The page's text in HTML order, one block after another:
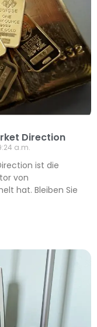
Direction
a.m.
ist die
von
hat. Bleiben Sie